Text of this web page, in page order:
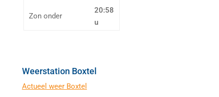
Zon onder
20:58
u
Weerstation Boxtel
Actueel weer Boxtel